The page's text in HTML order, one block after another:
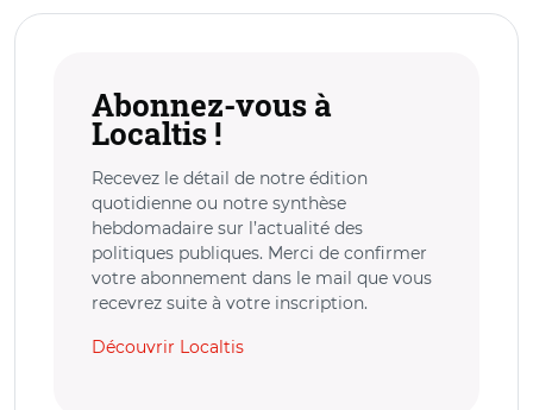
Abonnez-vous à
Localtis !
Recevez le détail de notre édition
quotidienne ou notre synthèse
hebdomadaire sur l’actualité des
politiques publiques. Merci de confirmer
votre abonnement dans le mail que vous
recevrez suite à votre inscription.
Découvrir Localtis